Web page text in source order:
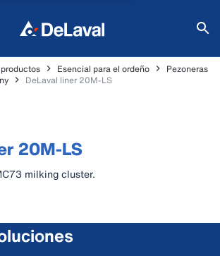
Esencial para el ordeño
Pezoneras
DeLaval liner 20M-LS
20M-LS
milking cluster.